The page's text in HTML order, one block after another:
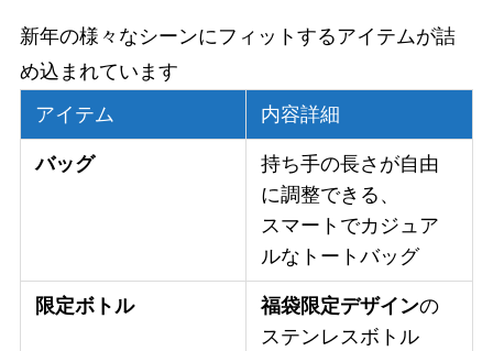
新年の様々なシーンにフィットするアイテムが詰
め込まれています
アイテム
内容詳細
バッグ
持ち手の長さが自由
に調整できる、
スマートでカジュア
ルなトートバッグ
限定ボトル 福袋限定デザインの
ステンレスボトル